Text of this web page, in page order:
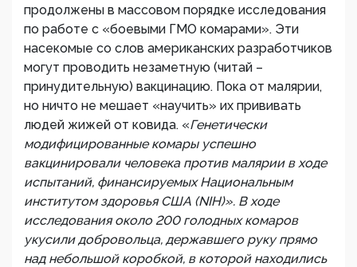
продолжены в массовом порядке исследования
по работе с «боевыми ГМО комарами». Эти
насекомые со слов американских разработчиков
могут проводить незаметную (читай –
принудительную) вакцинацию. Пока от малярии,
но ничто не мешает «научить» их прививать
людей жижей от ковида. «Генетически
модифицированные комары успешно
вакцинировали человека против малярии в ходе
испытаний, финансируемых Национальным
институтом здоровья США (NIH)». В ходе
исследования около 200 голодных комаров
укусили добровольца, державшего руку прямо
над небольшой коробкой, в которой находились